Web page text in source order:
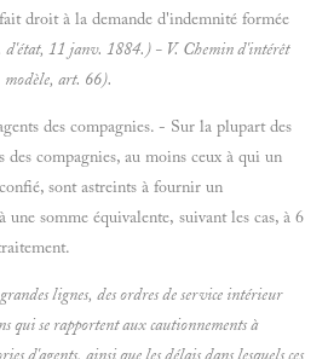
droit à la demande d'indemnité formée
d'état, 11 janv. 1884.) - V. Chemin d'intérêt
modèle, art. 66).
des compagnies. - Sur la plupart des
des compagnies, au moins ceux à qui un
sont astreints à fournir un
une somme équivalente, suivant les cas, à 6
lignes, des ordres de service intérieur
qui se rapportent aux cautionnements à
d'agents, ainsi que les délais dans lesquels ces